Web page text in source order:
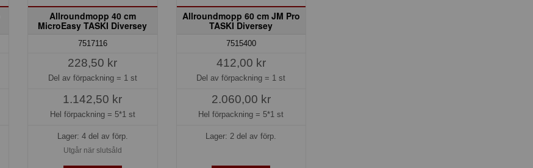
Allroundmopp 40 cm
MicroEasy TASKI Diversey
7517116
228,50 kr
Del av förpackning = 1 st
1.142,50 kr
Hel förpackning = 5*1 st
Lager: 4 del av förp.
Utgår när slutsåld
Allroundmopp 60 cm JM Pro
TASKI Diversey
7515400
412,00 kr
Del av förpackning = 1 st
2.060,00 kr
Hel förpackning = 5*1 st
Lager: 2 del av förp.